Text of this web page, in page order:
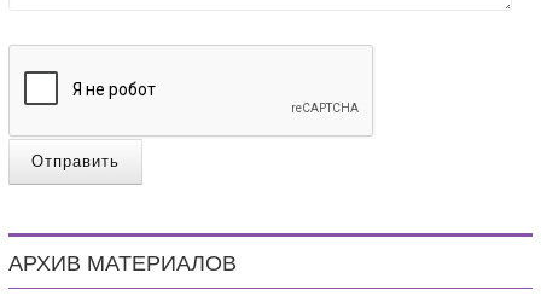
Отправить
АРХИВ МАТЕРИАЛОВ